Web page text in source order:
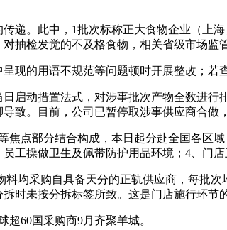
。此中，1批次标称正大食物企业（上
抽检发觉的不及格食物，相关省级市场监
的用语不规范等问题顿时开展整改；若
动措置法式，对涉事批次产物全数进行
致。目前，公司已暂停取涉事供应商合做
部分结合构成，本日起分赴全国各区域
工操做卫生及佩带防护用品环境；4、门店
均采购自具备天分的正轨供应商，每批
时未按分拆标签所致。这是门店施行环节
60国采购商9月齐聚羊城。